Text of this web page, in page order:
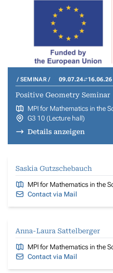
SEMINAR 09.07.24 16.06.26
Positive Geometry Seminar
MPI for Mathematics in the
G3 10 (Lecture hall)
Details anzeigen
Saskia Gutzschebauch
MPI for Mathematics in the
Contact via Mail
Anna-Laura Sattelberger
MPI for Mathematics in the
Contact via Mail